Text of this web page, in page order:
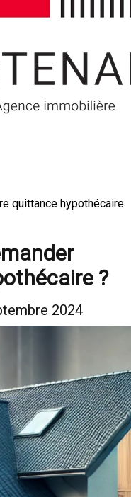
quittance hypothécaire
?
2024